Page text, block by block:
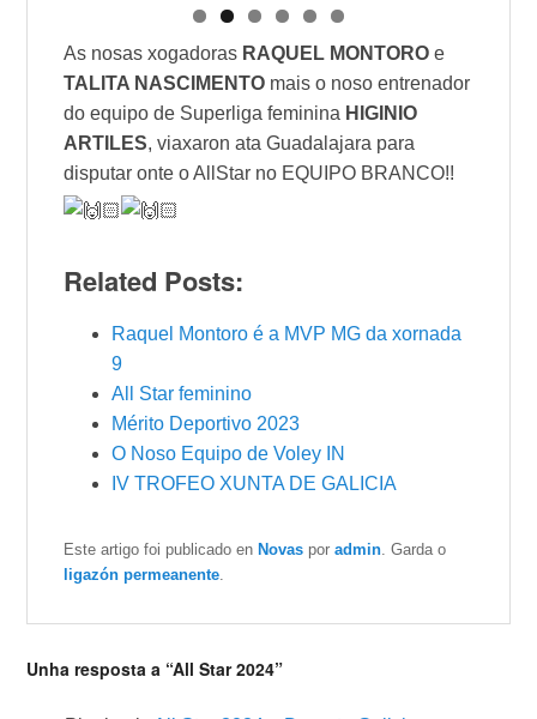
As nosas xogadoras RAQUEL MONTORO e
TALITA NASCIMENTO mais o noso entrenador
do equipo de Superliga feminina HIGINIO
ARTILES, viaxaron ata Guadalajara para
disputar onte o AllStar no EQUIPO BRANCO!!
Related Posts:
Raquel Montoro é a MVP MG da xornada
9
All Star feminino
Mérito Deportivo 2023
O Noso Equipo de Voley IN
IV TROFEO XUNTA DE GALICIA
Este artigo foi publicado en Novas poradmin. Garda o
ligazón permeanente.
Unha resposta a “All Star 2024”